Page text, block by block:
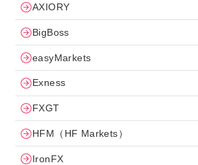
AXIORY
BigBoss
easyMarkets
Exness
FXGT
HFM（HF Markets）
IronFX